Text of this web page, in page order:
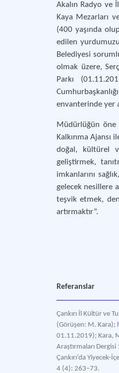
Akalın Radyo ve
Kaya Mezarları
(400 yaşında
edilen
Belediyesi
olmak üzere,
Parkı
envanterinde yer
Müdürlüğün öne
Kalkınma Ajansı
doğal, kültürel
geliştirmek,
imkanlarını
gelecek nesillere
teşvik etmek,
artırmaktır”.
Referanslar
Çankırı İl Kültür ve
(Görüşen: M. Kara);
01.11.2019); Kara, M.
Araştırmaları
Çankırı’da Yiyecek-
4 (4): 263–73.